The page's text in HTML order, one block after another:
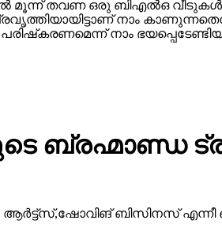
മൂന്ന് തവണ ഒരു ബിഎല്‍ഒ വീടുകള്‍
നാം
നാം
ബ്രഹ്മാണ്ഡ
ആർട്ട്സ്,ഷോവിങ് ബിസിനസ്